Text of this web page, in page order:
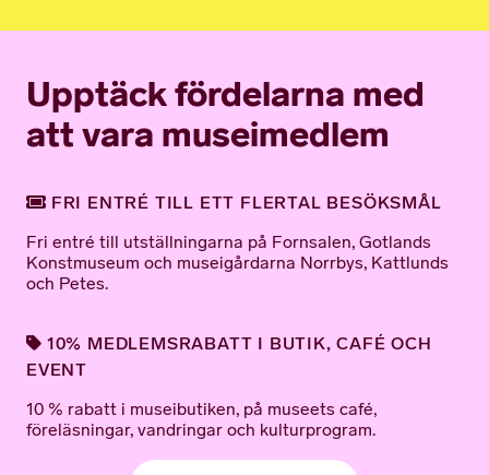
Upptäck fördelarna med
att vara museimedlem
FRI ENTRÉ TILL ETT FLERTAL BESÖKSMÅL
Fri entré till utställningarna på Fornsalen, Gotlands
Konstmuseum och museigårdarna Norrbys, Kattlunds
och Petes.
10% MEDLEMSRABATT I BUTIK, CAFÉ OCH
EVENT
10 % rabatt i museibutiken, på museets café,
föreläsningar, vandringar och kulturprogram.